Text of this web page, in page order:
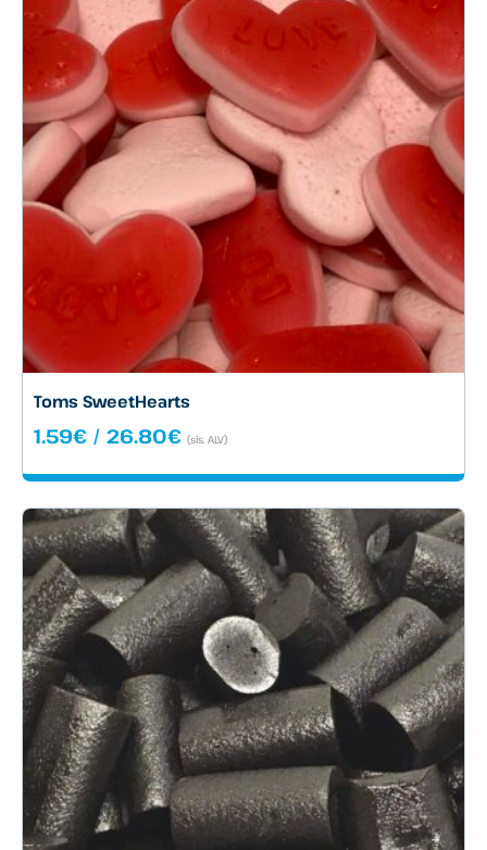
Toms SweetHearts
1.59€ / 26.80€Hintaluokka:
-
(sis. ALV)